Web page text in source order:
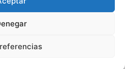
LEGAL
DE DATOS